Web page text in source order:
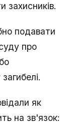
захисників.
подавати
про
як
на зв'язок: